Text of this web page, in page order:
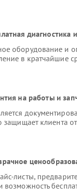
оборудование и
в кратчайшие
на работы и
защищает клиента
листы,
возможность